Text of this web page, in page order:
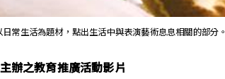
常生活為題材，點出生活中與表演藝術息息相關的部分。
辦之教育推廣活動影片